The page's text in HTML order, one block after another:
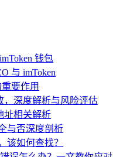
钱包
与 imToken
要作用
，深度解析与风险评估
址相关解析
与否深度剖析
该如何查找？